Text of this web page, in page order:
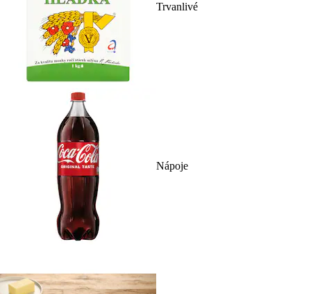
Trvanlivé
Nápoje